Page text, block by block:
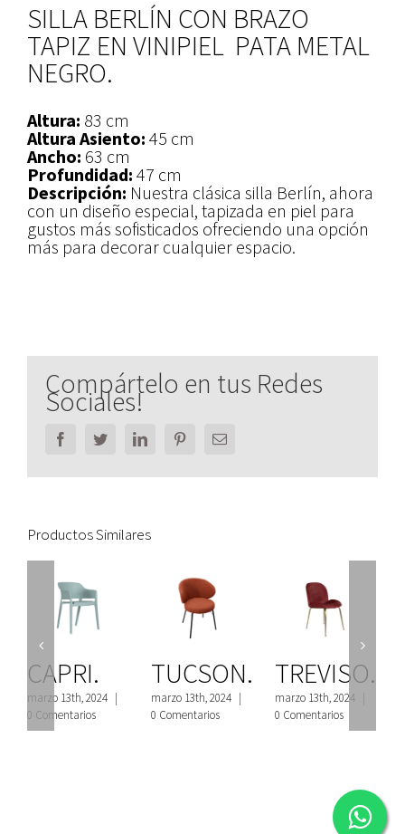
SILLA BERLÍN CON BRAZO
TAPIZ EN VINIPIEL PATA METAL
NEGRO.
Altura: 83 cm
Altura Asiento: 45 cm
Ancho: 63 cm
Profundidad: 47 cm
Descripción: Nuestra clásica silla Berlín, ahora
con un diseño especial, tapizada en piel para
gustos más sofisticados ofreciendo una opción
más para decorar cualquier espacio.
Compártelo en tus Redes
Sociales!
FacebookTwitterLinkedInPinterestEmail
Productos Similares
CAPRI.
marzo 13th, 2024 |
0 Comentarios
TUCSON.
marzo 13th, 2024 |
0 Comentarios
TREVISO.
marzo 13th, 2024 |
0 Comentarios